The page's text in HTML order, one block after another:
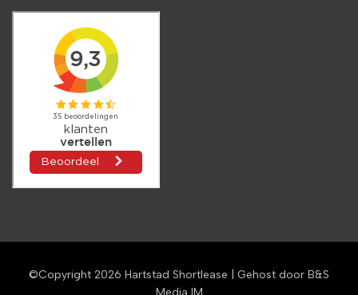
©Copyright 2026 Hartstad Shortlease | Gehost door B&S